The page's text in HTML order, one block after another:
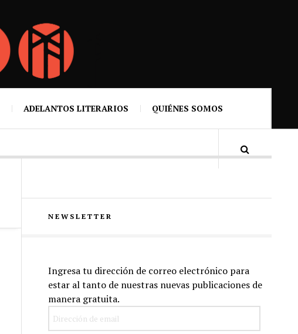
ADELANTOS LITERARIOS QUIÉNES SOMOS
NEWSLETTER
Ingresa tu dirección de correo electrónico para
estar al tanto de nuestras nuevas publicaciones de
manera gratuita.